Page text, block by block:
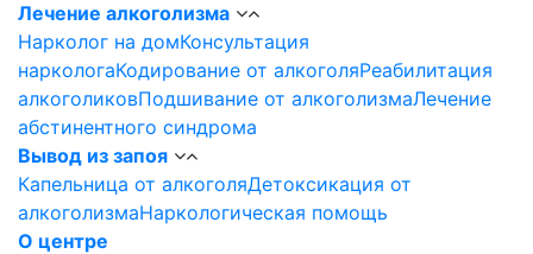
Лечение алкоголизма
Нарколог на домКонсультация
наркологаКодирование от алкоголяРеабилитация
алкоголиковПодшивание от алкоголизмаЛечение
абстинентного синдрома
Вывод из запоя
Капельница от алкоголяДетоксикация от
алкоголизмаНаркологическая помощь
О центре